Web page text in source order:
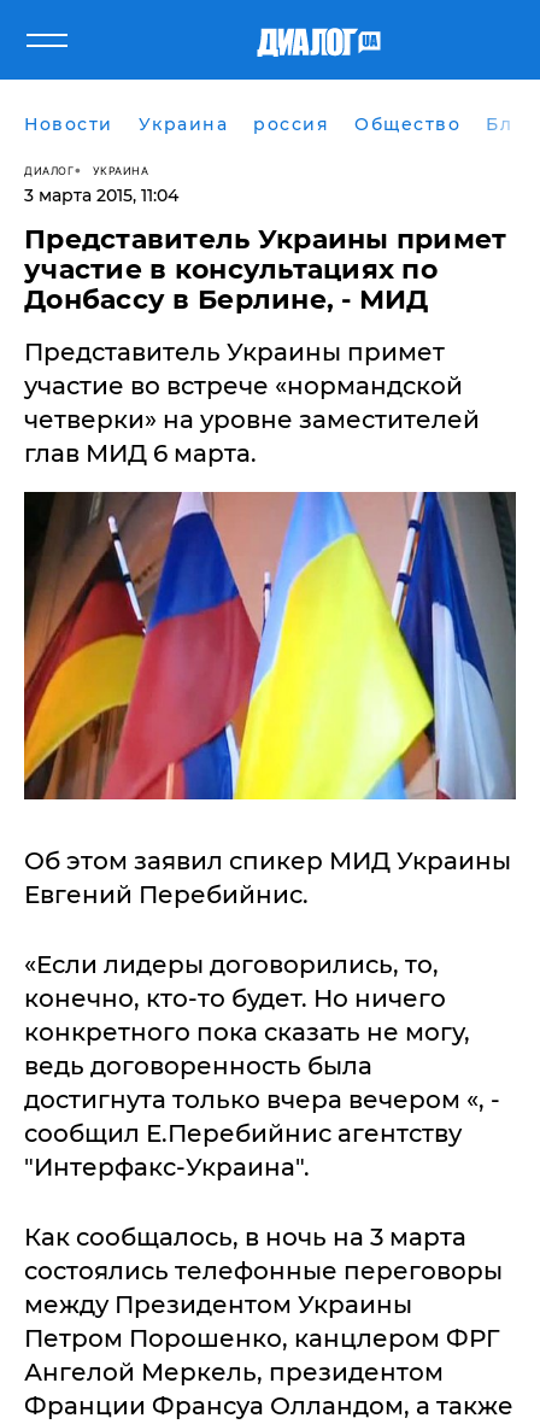
Новости Украина россия Общество
ДИАЛОГ УКРАИНА
3 марта 2015, 11:04
​Представитель Украины примет
участие в консультациях по
Донбассу в Берлине, - МИД
Представитель Украины примет
участие во встрече «нормандской
четверки» на уровне заместителей
глав МИД 6 марта.
Об этом заявил спикер МИД Украины
Евгений Перебийнис.
«Если лидеры договорились, то,
конечно, кто-то будет. Но ничего
конкретного пока сказать не могу,
ведь договоренность была
достигнута только вчера вечером «, -
сообщил Е.Перебийнис агентству
"Интерфакс-Украина".
Как сообщалось, в ночь на 3 марта
состоялись телефонные переговоры
между Президентом Украины
Петром Порошенко, канцлером ФРГ
Ангелой Меркель, президентом
Франции Франсуа Олландом, а также